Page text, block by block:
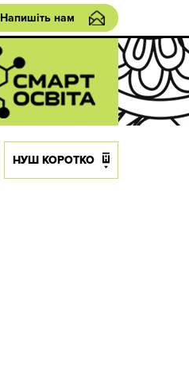
Напишіть нам
НУШ КОРОТКО